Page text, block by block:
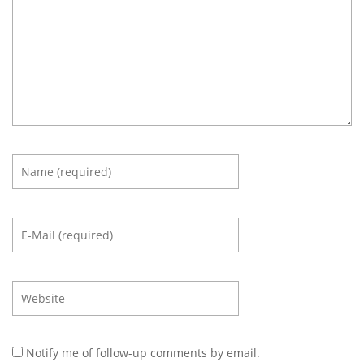
Notify me of follow-up comments by email.